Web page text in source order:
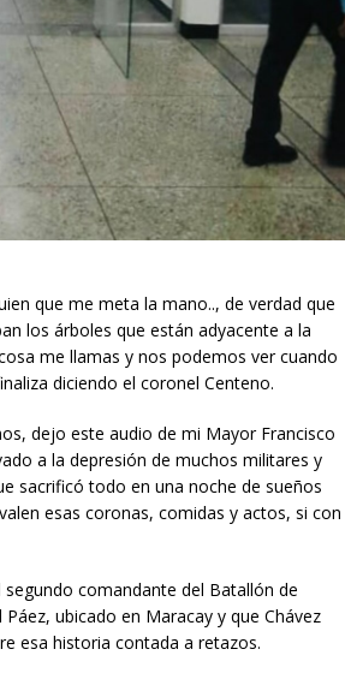
que me meta la mano.., de verdad que
los árboles que están adyacente a la
me llamas y nos podemos ver cuando
diciendo el coronel Centeno.
dejo este audio de mi Mayor Francisco
a la depresión de muchos militares y
sacrificó todo en una noche de sueños
esas coronas, comidas y actos, si con
comandante del Batallón de
ubicado en Maracay y que Chávez
esa historia contada a retazos.